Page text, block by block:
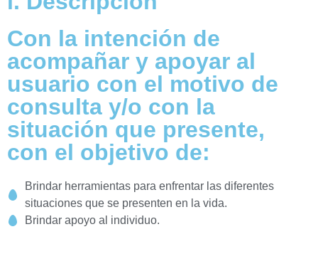
Con la intención de
acompañar y apoyar al
usuario con el motivo de
consulta y/o con la
situación que presente,
con el objetivo de:
Brindar herramientas para enfrentar las diferentes
situaciones que se presenten en la vida.
Brindar apoyo al individuo.